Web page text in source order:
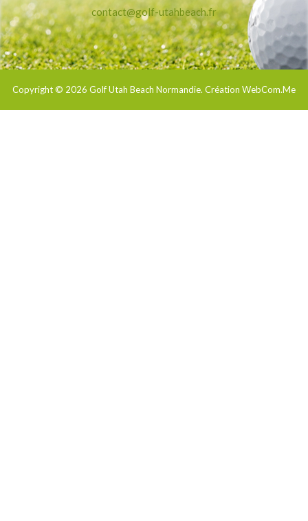
contact@golf-utahbeach.fr
Copyright © 2026 Golf Utah Beach Normandie. Création WebCom.Me